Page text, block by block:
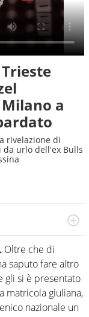
a
rivelazione di
da urlo dell'ex Bulls
campo, è il
di boxe, di
farà innamorare
Oltre che di
saputo fare altro
gli si è presentato
matricola giuliana,
nazionale un